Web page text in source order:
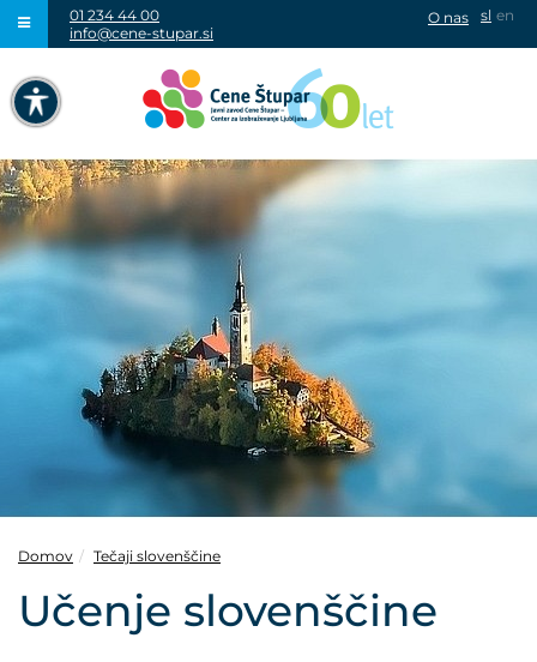
NAVIGACIJA PREKO TIPKOVNICE
IZKLJUČI ANIMACIJE
POMANJŠAJ PISAVO
01 234 44 00
info@cene-stupar.si
sl en
O nas
Domov Tečaji slovenščine
Učenje slovenščine